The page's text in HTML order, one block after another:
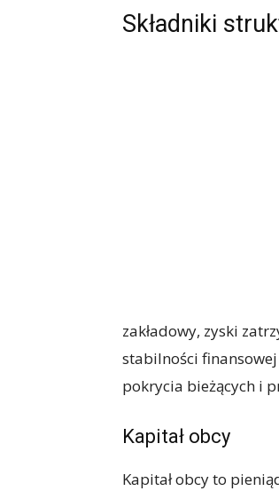
Składniki
zakładowy, zyski
stabilności
pokrycia bieżących i
Kapitał obcy
Kapitał obcy to